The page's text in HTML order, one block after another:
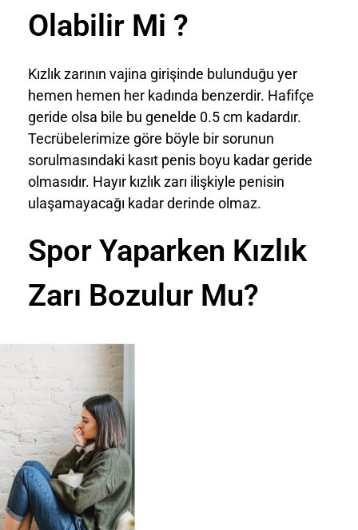
Olabilir Mi ?
Kızlık zarının vajina girişinde bulunduğu yer
hemen hemen her kadında benzerdir. Hafifçe
geride olsa bile bu genelde 0.5 cm kadardır.
Tecrübelerimize göre böyle bir sorunun
sorulmasındaki kasıt penis boyu kadar geride
olmasıdır. Hayır kızlık zarı ilişkiyle penisin
ulaşamayacağı kadar derinde olmaz.
Spor Yaparken Kızlık
Zarı Bozulur Mu?